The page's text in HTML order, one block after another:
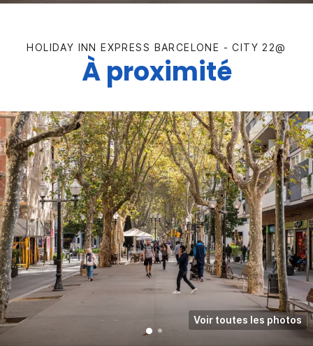
HOLIDAY INN EXPRESS BARCELONE - CITY 22@
À proximité
Voir toutes les photos